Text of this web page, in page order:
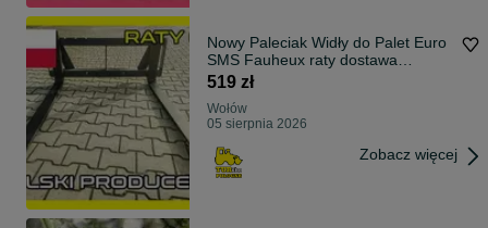
Nowy Paleciak Widły do Palet Euro
SMS Fauheux raty dostawa
ŁADOWACZ
519 zł
Wołów
05 sierpnia 2026
Zobacz więcej